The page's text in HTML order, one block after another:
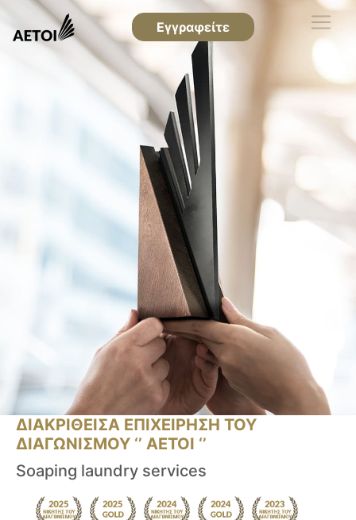
Εγγραφείτε
ΔΙΑΚΡΙΘΕΙΣΑ ΕΠΙΧΕΙΡΗΣΗ ΤΟΥ
ΔΙΑΓΩΝΙΣΜΟΥ ‘’ ΑΕΤΟΙ ‘’
Soaping laundry services